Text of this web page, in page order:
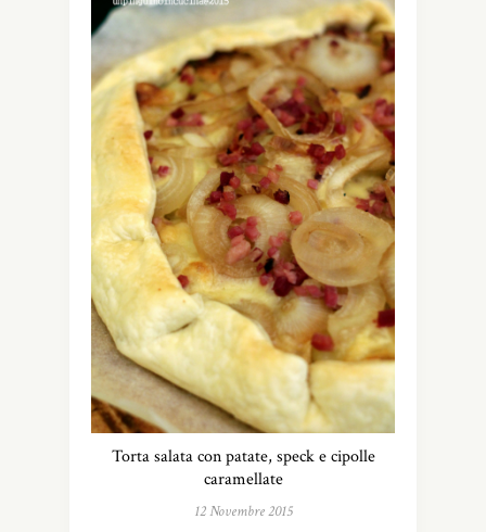
Torta salata con patate, speck e cipolle
caramellate
12 Novembre 2015